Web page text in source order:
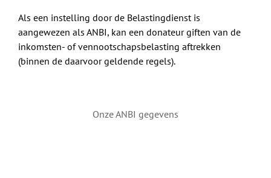
Als een instelling door de Belastingdienst is
aangewezen als ANBI, kan een donateur giften van de
inkomsten- of vennootschapsbelasting aftrekken
(binnen de daarvoor geldende regels).
Onze ANBI gegevens